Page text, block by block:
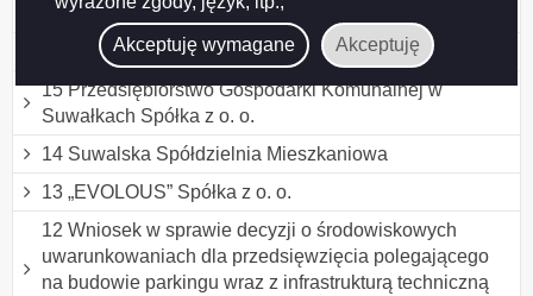
Akceptuję wymagane Akceptuję
17 Imbud Spółka z o.o. 1 Spółka Komandytowa
16 Przedsiębiorstwo Drogowo-Mostowe S.A.
15 Przedsiębiorstwo Gospodarki Komunalnej w
Suwałkach Spółka z o. o.
14 Suwalska Spółdzielnia Mieszkaniowa
13 „EVOLOUS” Spółka z o. o.
12 Wniosek w sprawie decyzji o środowiskowych
uwarunkowaniach dla przedsięwzięcia polegającego
na budowie parkingu wraz z infrastrukturą techniczną